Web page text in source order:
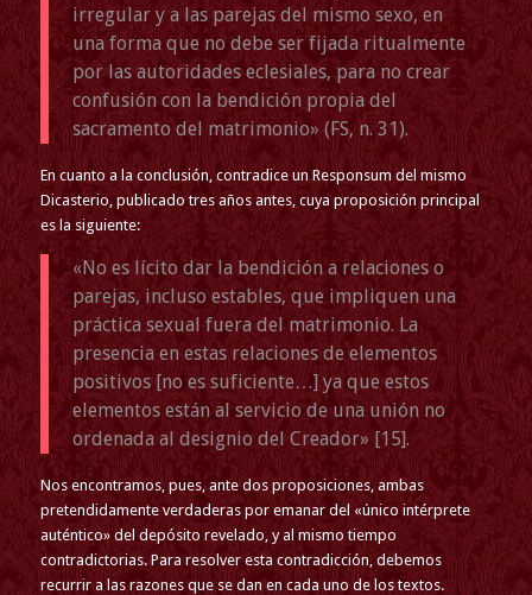
irregular y a las parejas del mismo sexo, en
una forma que no debe ser fijada ritualmente
por las autoridades eclesiales, para no crear
confusión con la bendición propia del
sacramento del matrimonio» (FS, n. 31).
En cuanto a la conclusión, contradice un Responsum del mismo
Dicasterio, publicado tres años antes, cuya proposición principal
es la siguiente:
«No es lícito dar la bendición a relaciones o
parejas, incluso estables, que impliquen una
práctica sexual fuera del matrimonio. La
presencia en estas relaciones de elementos
positivos [no es suficiente…] ya que estos
elementos están al servicio de una unión no
ordenada al designio del Creador» [15].
Nos encontramos, pues, ante dos proposiciones, ambas
pretendidamente verdaderas por emanar del «único intérprete
auténtico» del depósito revelado, y al mismo tiempo
contradictorias. Para resolver esta contradicción, debemos
recurrir a las razones que se dan en cada uno de los textos.